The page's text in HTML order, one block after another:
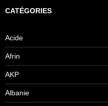
CATÉGORIES
Acide
Afrin
AKP
Albanie